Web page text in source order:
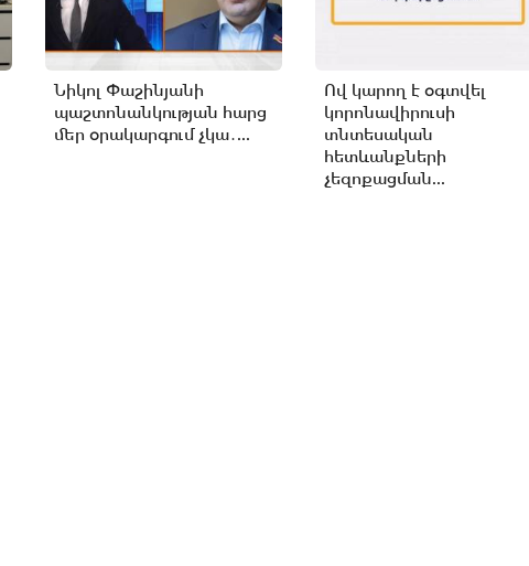
Նիկոլ Փաշինյանի
պաշտոնանկության հարց
մեր օրակարգում չկա․...
Ով կարող է օգտվել
կորոնավիրուսի
տնտեսական
հետևանքների
չեզոքացման...